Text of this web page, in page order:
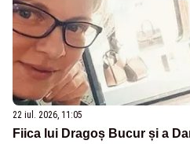
22 iul. 2026, 11:05
Fiica lui Dragoș Bucur și a